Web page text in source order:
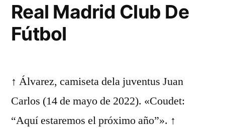
Real Madrid Club De
Fútbol
↑ Álvarez, camiseta dela juventus Juan
Carlos (14 de mayo de 2022). «Coudet:
“Aquí estaremos el próximo año”». ↑